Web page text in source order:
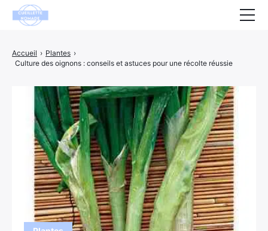
Accueil › Plantes ›
Culture des oignons : conseils et astuces pour une récolte réussie
Animaux
Décoration
Maison
Bien-être
Entreprise
Finance
Hightech